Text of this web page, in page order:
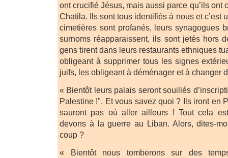
ont crucifié Jésus, mais aussi parce qu’ils ont
Chatila. Ils sont tous identifiés à nous et c’est
cimetières sont profanés, leurs synagogues
surnoms réapparaissent, ils sont jetés hors
gens tirent dans leurs restaurants ethniques
obligeant à supprimer tous les signes
juifs, les obligeant à déménager et à changer
« Bientôt leurs palais seront souillés
Palestine !". Et vous savez quoi ? Ils iront en
sauront pas où aller ailleurs ! Tout cela
devons à la guerre au Liban. Alors, dites-
coup ?
« Bientôt nous tomberons sur des